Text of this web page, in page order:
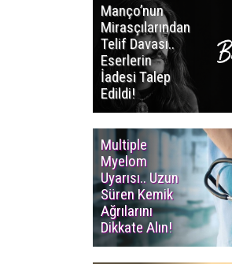
Manço’nun
Mirasçılarından
Telif Davası..
Eserlerin
İadesi Talep
Edildi!
Multiple
Myelom
Uyarısı.. Uzun
Süren Kemik
Ağrılarını
Dikkate Alın!